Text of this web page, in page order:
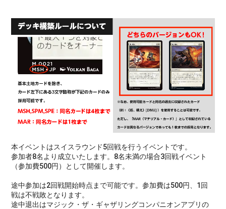
本イベントはスイスラウンド5回戦を行うイベントです。
参加者8名より成立いたします。8名未満の場合3回戦イベント
（参加費500円）として開催します。
途中参加は2回戦開始時点まで可能です。参加費は500円、1回
戦は不戦敗となります。
途中退出はマジック・ザ・ギャザリングコンパニオンアプリの